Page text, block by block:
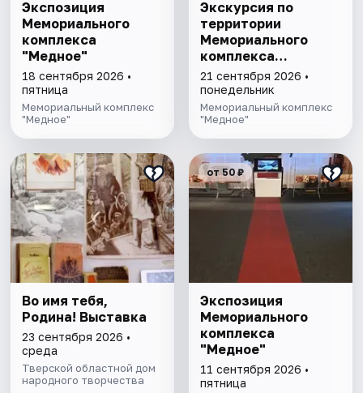
Экспозиция
Мемориального
комплекса
"Медное"
18 сентября 2026 •
пятница
Мемориальный комплекс
"Медное"
Экскурсия по
территории
Мемориального
комплекса
"Медное"
21 сентября 2026 •
понедельник
Мемориальный комплекс
"Медное"
Во имя тебя,
Родина! Выставка
23 сентября 2026 •
среда
Тверской областной дом
народного творчества
от 50 ₽
Экспозиция
Мемориального
комплекса
"Медное"
11 сентября 2026 •
пятница